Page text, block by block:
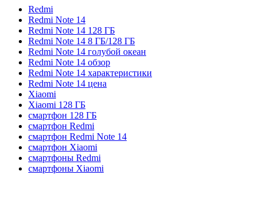
Redmi
Redmi Note 14
Redmi Note 14 128 ГБ
Redmi Note 14 8 ГБ/128 ГБ
Redmi Note 14 голубой океан
Redmi Note 14 обзор
Redmi Note 14 характеристики
Redmi Note 14 цена
Xiaomi
Xiaomi 128 ГБ
смартфон 128 ГБ
смартфон Redmi
смартфон Redmi Note 14
смартфон Xiaomi
смартфоны Redmi
смартфоны Xiaomi